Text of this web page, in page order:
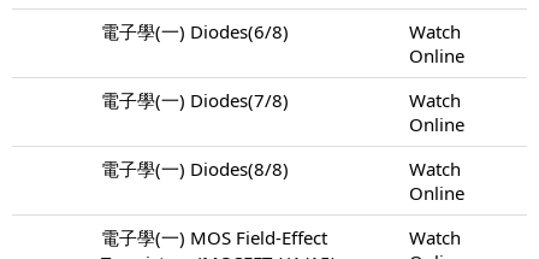
電子學(一) Diodes(6/8)
Watch
Online
電子學(一) Diodes(7/8)
Watch
Online
電子學(一) Diodes(8/8)
Watch
Online
電子學(一) MOS Field-Effect
Watch